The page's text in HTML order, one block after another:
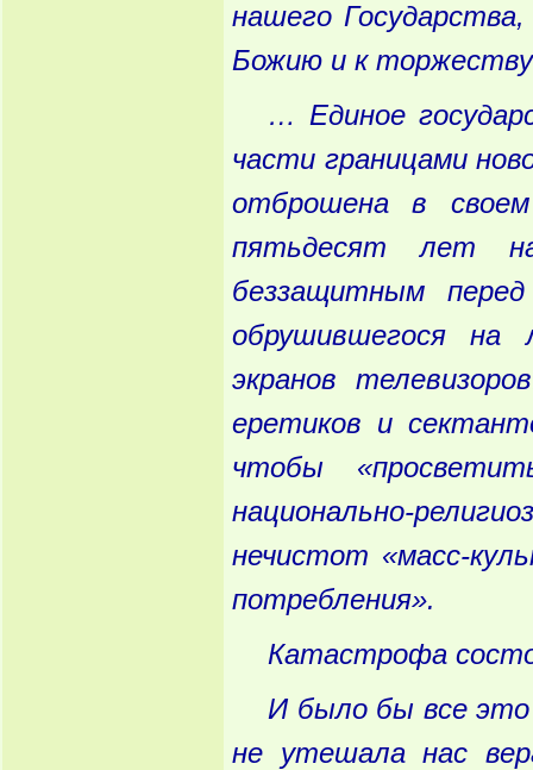
нашего Государства
Божию и кторжеству
… Единое
части границами
отброшена в своем
пятьдесят лет
беззащитным перед
обрушившегося на
экранов телевизоров
еретиков и
чтобы
национально-
нечистот «масс-
потребления».
Катастрофа
И былобы всеэто
не утешаланас